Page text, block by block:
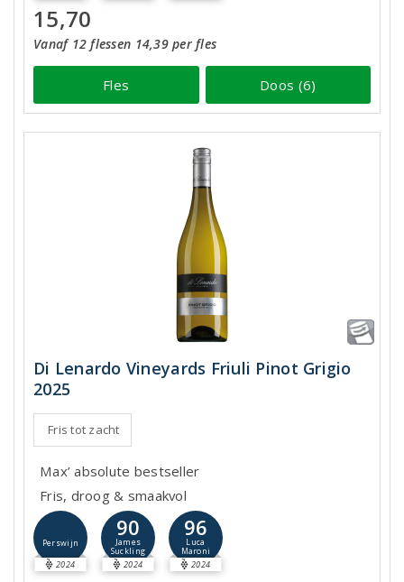
15,70
Vanaf 12 flessen 14,39 per fles
Fles Doos (6)
Di Lenardo Vineyards Friuli Pinot Grigio
2025
Fris tot zacht
Max’ absolute bestseller
Fris, droog & smaakvol
Perswijn
2024
90
James
Suckling
2024
96
Luca
Maroni
2024